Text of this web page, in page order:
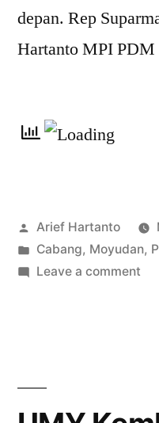
depan. Rep
Hartanto MPI PDM
Arief Hartanto
Cabang, Moyudan,
Leave a comment